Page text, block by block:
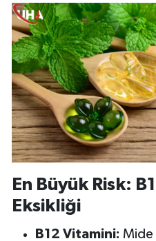
En Büyük Risk:
Eksikliği
B12 Vitamini: Mide